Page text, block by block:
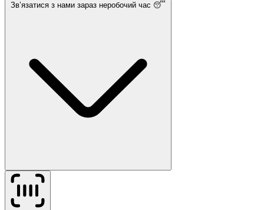
Звʼязатися з нами зараз неробочий час 😴